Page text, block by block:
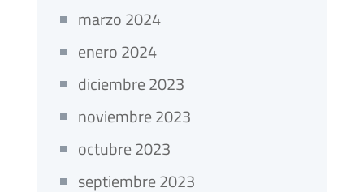
marzo 2024
enero 2024
diciembre 2023
noviembre 2023
octubre 2023
septiembre 2023